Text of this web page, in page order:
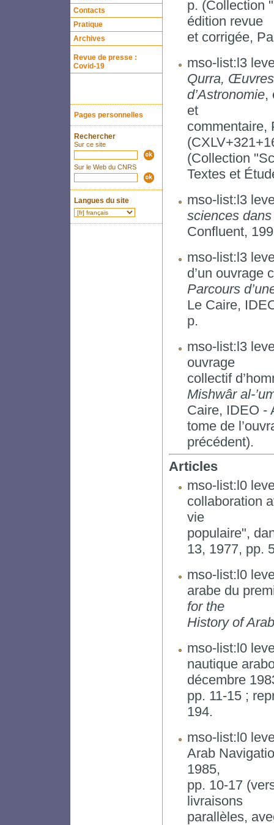
Contacts
Pratique
Archives
Revue de presse :
Covid-19
Pages personnelles
Rechercher
Sur ce site
Sur le Web du CNRS
Langues du site
p. (Collection
édition revue
et corrigée,
mso-list:l3
Qurra, Œuvres
d’Astronomie,
et
commentaire,
(Collection
Textes et
mso-list:l3
sciences
Confluent,
mso-list:l3
d’un ouvrage
Parcours
Le Caire,
p.
mso-list:l3
ouvrage
collectif
Mishwâr al-
Caire, IDEO -
tome de
précédent).
Articles
mso-list:l0
collaboration
vie
populaire",
13, 1977, pp.
mso-list:l0
arabe du
for the
History of
mso-list:l0
nautique
décembre
pp. 11-15 ;
194.
mso-list:l0
Arab
1985,
pp. 10-17
livraisons
parallèles,